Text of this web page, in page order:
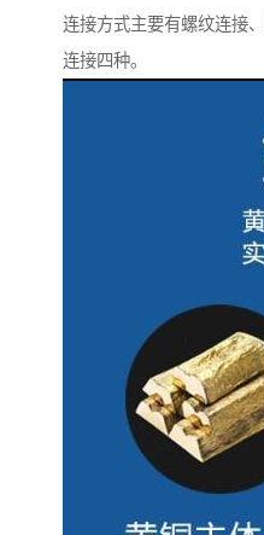
连接方式主要有螺纹连接
连接四种。